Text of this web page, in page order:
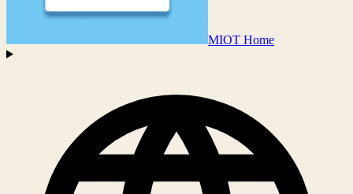
MIOT Home